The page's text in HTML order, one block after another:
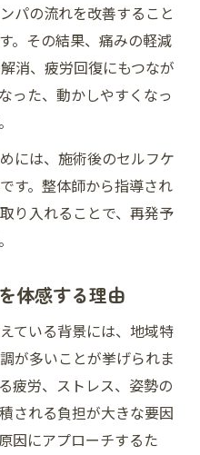
パの流れを改善すること
。その結果、痛みの軽減
消、疲労回復にもつなが
った、動かしやすくなっ
には、施術後のセルフケ
す。整体師から指導され
り入れることで、再発予
体感する理由
ている背景には、地域特
が多いことが挙げられま
疲労、ストレス、姿勢の
される負担が大きな要因
因にアプローチするた